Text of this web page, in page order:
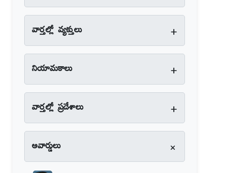
వార్తల్లో వ్యక్తులు +
నియామకాలు +
వార్తల్లో ప్రదేశాలు +
అవార్డులు +